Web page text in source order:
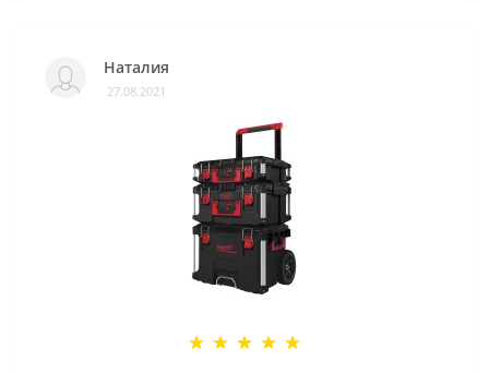
Наталия
27.08.2021